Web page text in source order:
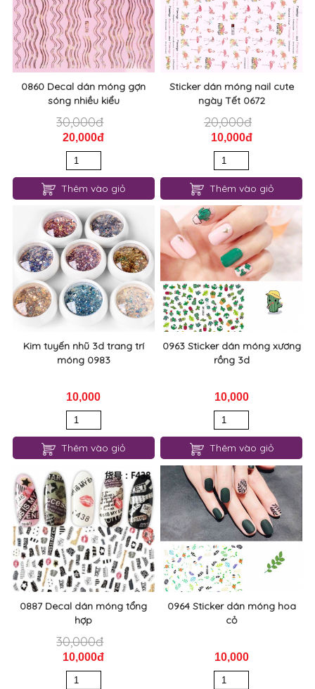
0860 Decal dán móng gợn
sóng nhiều kiểu
30,000đ
20,000đ
Thêm vào giỏ
Sticker dán móng nail cute
ngày Tết 0672
20,000đ
10,000đ
Thêm vào giỏ
Kim tuyến nhũ 3d trang trí
móng 0983
10,000
Thêm vào giỏ
0963 Sticker dán móng xương
rồng 3d
10,000
Thêm vào giỏ
0887 Decal dán móng tổng
hợp
30,000đ
10,000đ
0964 Sticker dán móng hoa
cỏ
10,000